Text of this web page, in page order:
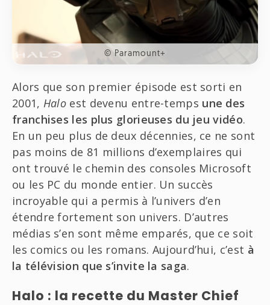
Tech
© Paramount+
Alors que son premier épisode est sorti en
2001, Halo est devenu entre-temps une des
franchises les plus glorieuses du jeu vidéo.
En un peu plus de deux décennies, ce ne sont
pas moins de 81 millions d’exemplaires qui
ont trouvé le chemin des consoles Microsoft
ou les PC du monde entier. Un succès
incroyable qui a permis à l’univers d’en
étendre fortement son univers. D’autres
médias s’en sont même emparés, que ce soit
les comics ou les romans. Aujourd’hui, c’est à
la télévision que s’invite la saga.
Halo : la recette du Master Chief